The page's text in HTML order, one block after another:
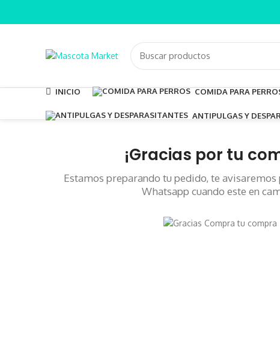
INICIO COMIDA PARA
ANTIPULGAS Y
¡Gracias por tu
Estamos preparando tu pedido, te
Whatsapp cuando este en